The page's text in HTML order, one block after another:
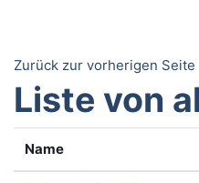
Zurück zur vorherigen Seite
Liste von
Name